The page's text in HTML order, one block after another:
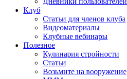
Клуб
Статьи для членов клуба
Видеоматериалы
Клубные вебинары
Полезное
Кулинария стройности
Статьи
Возьмите на вооружение